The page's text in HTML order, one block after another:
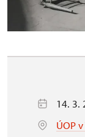
14. 3.
ÚOP